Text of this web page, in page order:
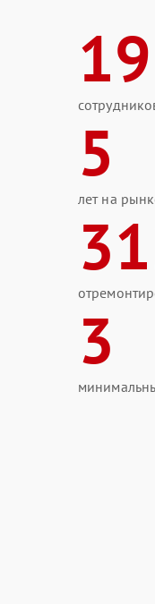
19
5
лет на
3